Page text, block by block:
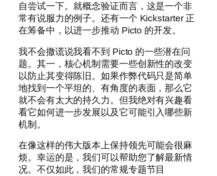
自尝试一下。就概念验证而言，这是一个非
常有说服力的例子。还有一个 Kickstarter 正
在筹备中，以进一步推动 Picto 的开发。
我不会撒谎说我看不到 Picto 的一些潜在问
题。其一，核心机制需要一些创新性的改变
以防止其变得陈旧。如果作弊代码只是简单
地找到一个平坦的、有角度的表面，那么它
就不会有太大的持久力。但我绝对有兴趣看
看它如何进一步发展以及它可能引入哪些新
机制。
在像这样的伟大版本上保持领先可能会很麻
烦。幸运的是，我们可以帮助您了解最新情
况。不仅如此，我们的常规专题节目